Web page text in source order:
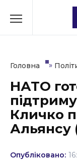
до
Культура
Освіта
Головна »
НАТО
Кличко
Альянсу
Опубліковано: